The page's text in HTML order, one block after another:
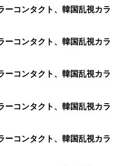
ーコンタクト、韓国乱視カラ
ーコンタクト、韓国乱視カラ
ーコンタクト、韓国乱視カラ
ーコンタクト、韓国乱視カラ
ーコンタクト、韓国乱視カラ